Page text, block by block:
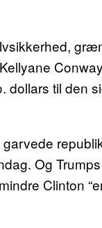
dollars til den
garvede
Og
Clinton